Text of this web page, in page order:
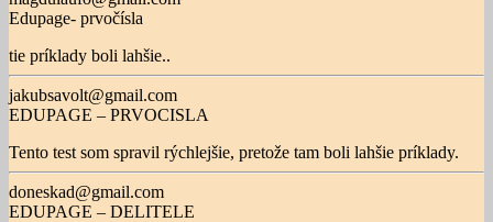
Edupage- prvočísla
tie príklady boli lahšie..
jakubsavolt@gmail.com
EDUPAGE – PRVOCISLA
Tento test som spravil rýchlejšie, pretože tam boli lahšie príklady.
doneskad@gmail.com
EDUPAGE – DELITELE